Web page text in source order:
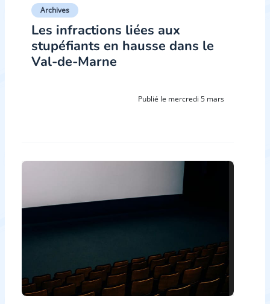
Archives
Les infractions liées aux
stupéfiants en hausse dans le
Val-de-Marne
Publié le mercredi 5 mars